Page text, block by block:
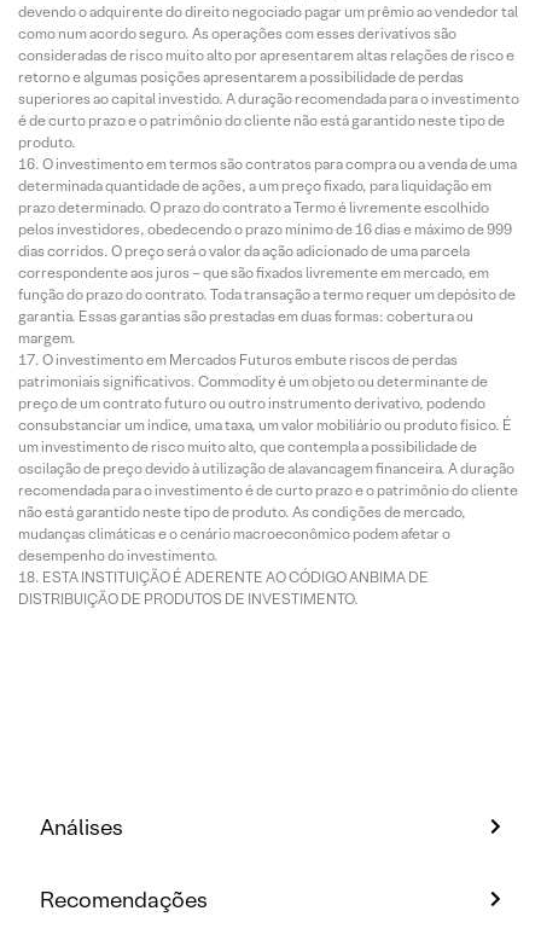
devendo o adquirente do direito negociado pagar um prêmio ao vendedor tal
como num acordo seguro. As operações com esses derivativos são
consideradas de risco muito alto por apresentarem altas relações de risco e
retorno e algumas posições apresentarem a possibilidade de perdas
superiores ao capital investido. A duração recomendada para o investimento
é de curto prazo e o patrimônio do cliente não está garantido neste tipo de
produto.
O investimento em termos são contratos para compra ou a venda de uma
determinada quantidade de ações, a um preço fixado, para liquidação em
prazo determinado. O prazo do contrato a Termo é livremente escolhido
pelos investidores, obedecendo o prazo mínimo de 16 dias e máximo de 999
dias corridos. O preço será o valor da ação adicionado de uma parcela
correspondente aos juros – que são fixados livremente em mercado, em
função do prazo do contrato. Toda transação a termo requer um depósito de
garantia. Essas garantias são prestadas em duas formas: cobertura ou
margem.
O investimento em Mercados Futuros embute riscos de perdas
patrimoniais significativos. Commodity é um objeto ou determinante de
preço de um contrato futuro ou outro instrumento derivativo, podendo
consubstanciar um índice, uma taxa, um valor mobiliário ou produto físico. É
um investimento de risco muito alto, que contempla a possibilidade de
oscilação de preço devido à utilização de alavancagem financeira. A duração
recomendada para o investimento é de curto prazo e o patrimônio do cliente
não está garantido neste tipo de produto. As condições de mercado,
mudanças climáticas e o cenário macroeconômico podem afetar o
desempenho do investimento.
ESTA INSTITUIÇÃO É ADERENTE AO CÓDIGO ANBIMA DE
DISTRIBUIÇÃO DE PRODUTOS DE INVESTIMENTO.
Análises
Recomendações